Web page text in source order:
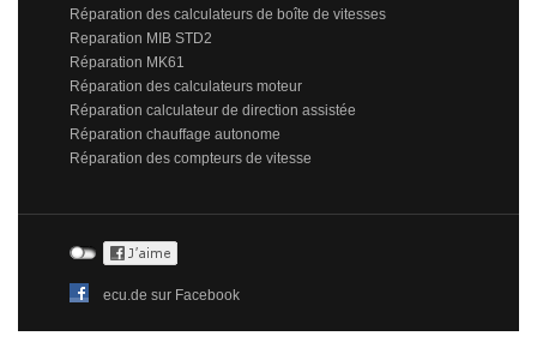
Réparation des calculateurs de boîte de vitesses
Reparation MIB STD2
Réparation MK61
Réparation des calculateurs moteur
Réparation calculateur de direction assistée
Réparation chauffage autonome
Réparation des compteurs de vitesse
ecu.de sur Facebook